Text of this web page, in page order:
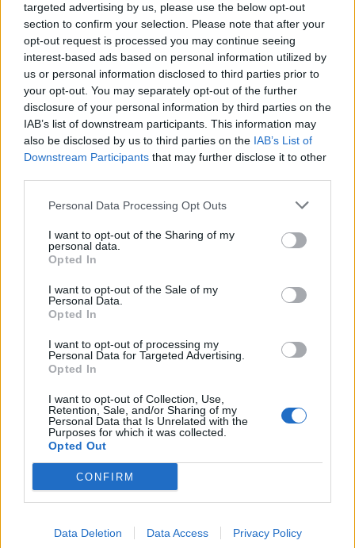
targeted advertising by us, please use the below opt-out
section to confirm your selection. Please note that after your
opt-out request is processed you may continue seeing
interest-based ads based on personal information utilized by
us or personal information disclosed to third parties prior to
your opt-out. You may separately opt-out of the further
disclosure of your personal information by third parties on the
IAB’s list of downstream participants. This information may
also be disclosed by us to third parties on the IAB’s List of
Downstream Participants that may further disclose it to other
Personal Data Processing Opt Outs
I want to opt-out of the Sharing of my
personal data.
Opted In
I want to opt-out of the Sale of my
Personal Data.
Opted In
I want to opt-out of processing my
Personal Data for Targeted Advertising.
Opted In
I want to opt-out of Collection, Use,
Retention, Sale, and/or Sharing of my
Personal Data that Is Unrelated with the
Purposes for which it was collected.
Opted Out
CONFIRM
Data Deletion Data Access Privacy Policy
Najbolj brano
1
Pretep v gostinskem lokalu v Velenju: 46-letnik
moškega udaril s steklenico in ga zabodel
2
(VIDEO) "Mislil sem, da je konec": Lastnik
velenjske picerije o padcu s padalom na
Hrvaškem
3
Dopustniška drama: Policija pričakala letalo s
Korošico po pristanku
4
Na Šaleški cesti v Velenju občanka poškodovala
mrtvega 76-letnika
Branko Golob
Ivana Mernik
Franc Penšek
Maksi Podlesnik
Vse osmrtnice →
Kategorije
Družba Utrinki Turizem Kronika
Kultura